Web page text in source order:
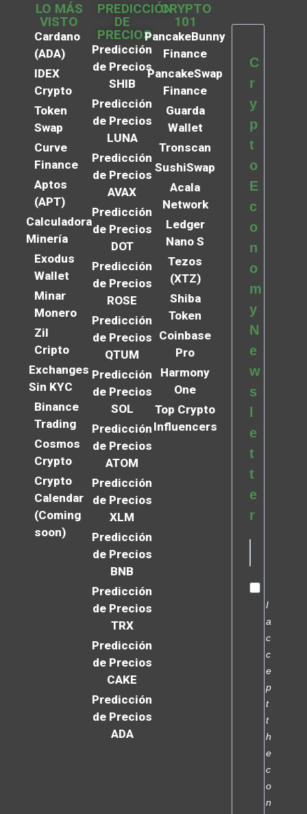
LO MÁS
VISTO
Cardano
(ADA)
IDEX
Crypto
Token
Swap
Curve
Finance
Aptos
(APT)
Calculadora
Minería
Exodus
Wallet
Minar
Monero
Zil
Cripto
Exchanges
Sin KYC
Binance
Trading
Cosmos
Crypto
Crypto
Calendar
(Coming
soon)
PREDICCIÓN
DE
PRECIOS
Predicción
de Precios
SHIB
Predicción
de Precios
LUNA
Predicción
de Precios
AVAX
Predicción
de Precios
DOT
Predicción
de Precios
ROSE
Predicción
de Precios
QTUM
Predicción
de Precios
SOL
Predicción
de Precios
ATOM
Predicción
de Precios
XLM
Predicción
de Precios
BNB
Predicción
de Precios
TRX
Predicción
de Precios
CAKE
Predicción
de Precios
ADA
CRYPTO
101
PancakeBunny
Finance
PancakeSwap
Finance
Guarda
Wallet
Tronscan
SushiSwap
Acala
Network
Ledger
Nano S
Tezos
(XTZ)
Shiba
Token
Coinbase
Pro
Harmony
One
Top Crypto
Influencers
C
r
y
p
t
o
E
c
o
n
o
m
y
N
e
w
s
e
t
t
e
r
I
a
c
c
e
p
t
t
h
e
c
o
n